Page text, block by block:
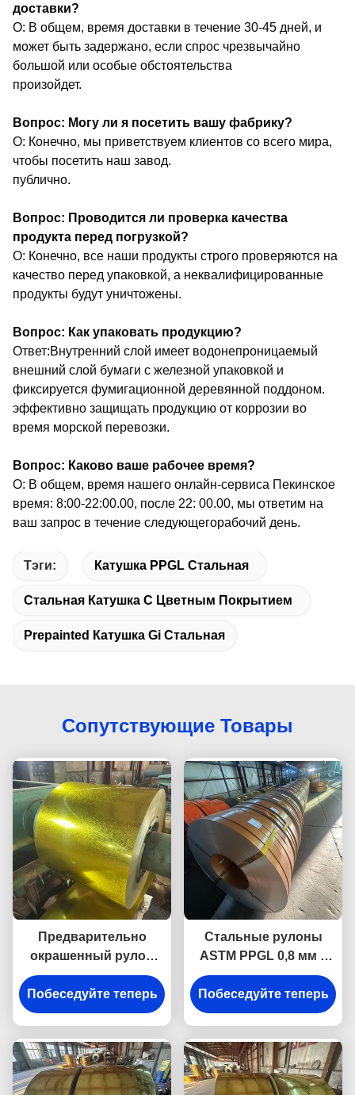
доставки?
О: В общем, время доставки в течение 30-45 дней, и
может быть задержано, если спрос чрезвычайно
большой или особые обстоятельства
произойдет.
Вопрос: Могу ли я посетить вашу фабрику?
О: Конечно, мы приветствуем клиентов со всего мира,
чтобы посетить наш завод.
публично.
Вопрос: Проводится ли проверка качества
продукта перед погрузкой?
О: Конечно, все наши продукты строго проверяются на
качество перед упаковкой, а неквалифицированные
продукты будут уничтожены.
Вопрос: Как упаковать продукцию?
Ответ:Внутренний слой имеет водонепроницаемый
внешний слой бумаги с железной упаковкой и
фиксируется фумигационной деревянной поддоном.
эффективно защищать продукцию от коррозии во
время морской перевозки.
Вопрос: Каково ваше рабочее время?
О: В общем, время нашего онлайн-сервиса Пекинское
время: 8:00-22:00.00, после 22: 00.00, мы ответим на
ваш запрос в течение следующегорабочий день.
Тэги: Катушка PPGL Стальная
Стальная Катушка С Цветным Покрытием
Prepainted Катушка Gi Стальная
Сопутствующие Товары
Предварительно
окрашенный рулон
стали гальвалюм
плотностью 550 г/м²
Побеседуйте теперь
Стальные рулоны
ASTM PPGL 0,8 мм с
горячим цинковым
покрытием и
предварительной
Побеседуйте теперь